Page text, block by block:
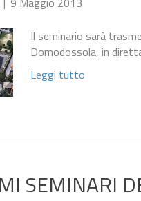
Il seminario sarà
Domodossola, in
Leggi tutto
SEMINARI